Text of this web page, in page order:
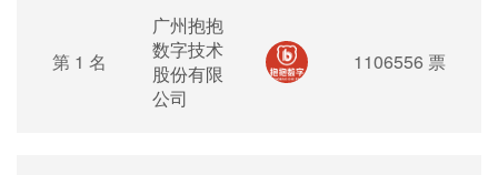
第 1 名
广州抱抱
数字技术
股份有限
公司
1106556 票